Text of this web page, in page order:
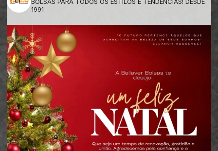
BOLSAS PARA TODOS OS ESTILOS E TENDÊNCIAS! DESDE
1991